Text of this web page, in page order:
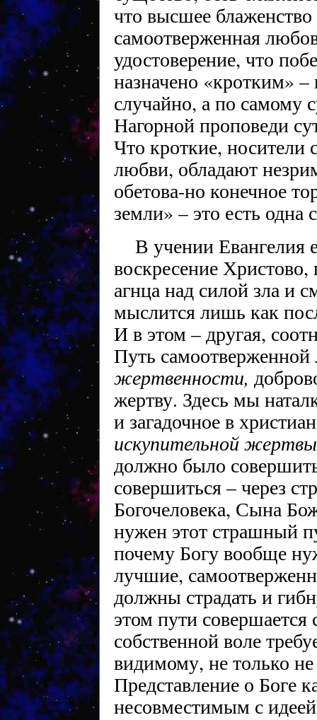
что высшее блаженство
самоотверженная
удостоверение, что
назначено «кротким»
случайно, а по самому
Нагорной проповеди
Что кроткие, носители
любви, обладают
обетова-но конечное
земли» – это есть одна
В учении Евангелия
воскресение Христово,
агнца над силой зла и
мыслится лишь как
И в этом – другая,
Путь самоотверженной
жертвенности,
жертву. Здесь мы
и загадочное в
искупительной
должно было
совершиться – через
Богочеловека, Сына
нужен этот страшный
почему Богу вообще
лучшие,
должны страдать и
этом пути
собственной воле
видимому, не только
Представление о Боге
несовместимым с